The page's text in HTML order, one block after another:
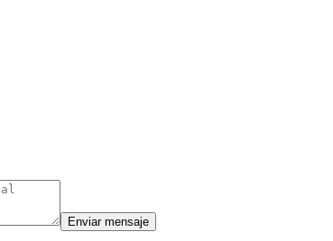
Enviar mensaje